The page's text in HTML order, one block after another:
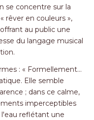
se concentre sur la
rêver en couleurs »,
au public une
du langage musical
: « Formellement…
Elle semble
; dans ce calme,
imperceptibles
reflétant une